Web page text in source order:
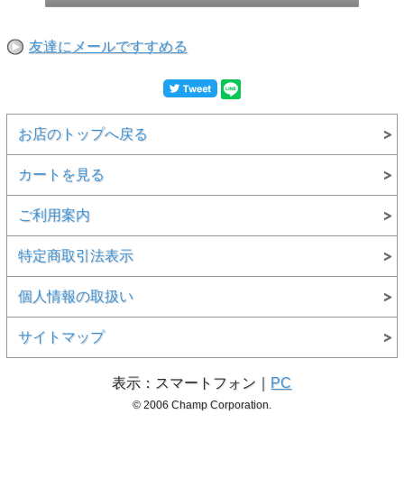
友達にメールですすめる
お店のトップへ戻る
カートを見る
ご利用案内
特定商取引法表示
個人情報の取扱い
サイトマップ
表示：スマートフォン｜ PC
© 2006 Champ Corporation.